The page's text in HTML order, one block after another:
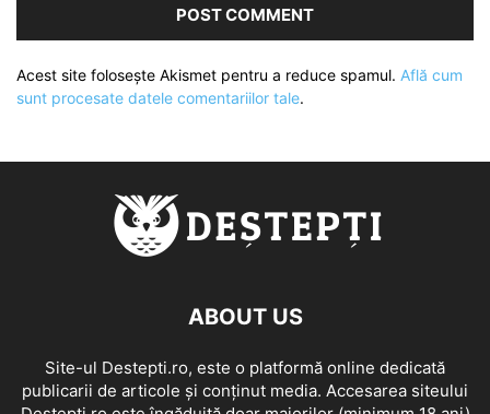
Acest site folosește Akismet pentru a reduce spamul. Află cum
sunt procesate datele comentariilor tale.
ABOUT US
Site-ul Destepti.ro, este o platformă online dedicată
publicarii de articole și conținut media. Accesarea siteului